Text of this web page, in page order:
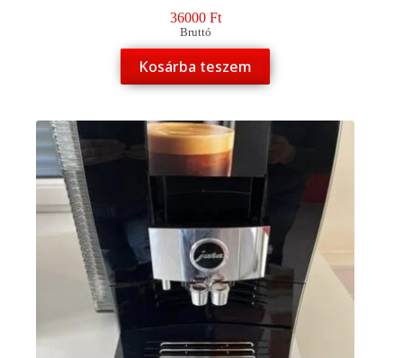
36000 Ft
Bruttó
Kosárba teszem